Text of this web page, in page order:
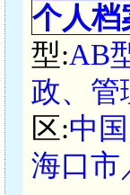
个人档
型:AB
政、管
区:中
海口市